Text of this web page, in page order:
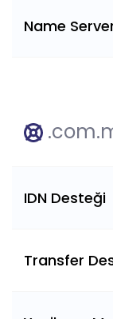
Name Server
IDN Desteği
Transfer